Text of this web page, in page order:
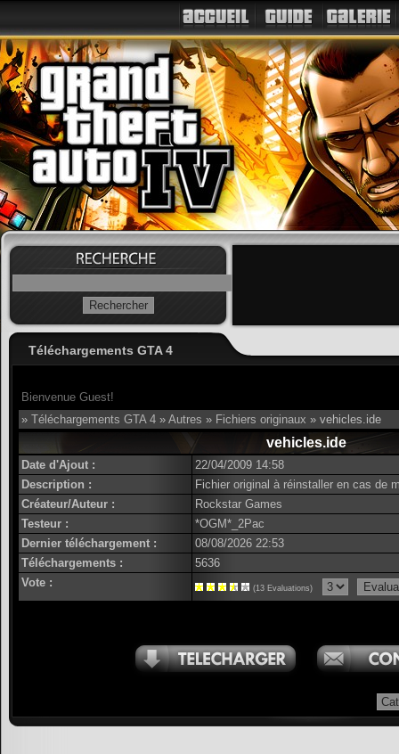
Téléchargements GTA 4
Bienvenue Guest!
» Téléchargements GTA 4 » Autres » Fichiers originaux » vehicles.ide
vehicles.ide
Date d'Ajout :
22/04/2009 14:58
Description :
Fichier original à réinstaller en cas de
Créateur/Auteur :
Rockstar Games
Testeur :
*OGM*_2Pac
Dernier téléchargement :
08/08/2026 22:53
Téléchargements :
5636
Vote :
(13 Evaluations)